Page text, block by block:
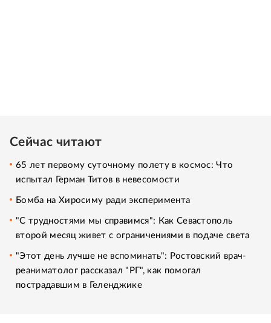
Сейчас читают
65 лет первому суточному полету в космос: Что
испытал Герман Титов в невесомости
Бомба на Хиросиму ради эксперимента
"С трудностями мы справимся": Как Севастополь
второй месяц живет с ограничениями в подаче света
"Этот день лучше не вспоминать": Ростовский врач-
реаниматолог рассказал "РГ", как помогал
пострадавшим в Геленджике